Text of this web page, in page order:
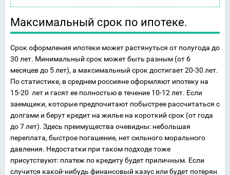
Максимальный срок по ипотеке.
Срок оформления ипотеки может растянуться от полугода до
30 лет. Минимальный срок может быть разным (от 6
месяцев до 5 лет), а максимальный срок достигает 20-30 лет.
По статистике, в среднем россияне оформляют ипотеку на
15-20 лет и гасят ее полностью в течение 10-12 лет. Если
заемщики, которые предпочитают побыстрее рассчитаться с
долгами и берут кредит на жилье на короткий срок (от года
до 7 лет). Здесь преимущества очевидны: небольшая
переплата, быстрое погашение, нет сильного морального
давления. Недостатки при таком подходе тоже
присутствуют: платеж по кредиту будет приличным. Если
случится какой-нибудь финансовый казус или будет потерян